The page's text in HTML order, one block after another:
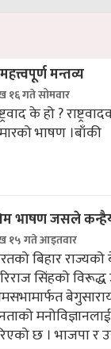
मन्तव्य
१६ गते सोमवार
के हो ?
भाषण ।बाँकी
भाषण जसले
१५ गते आइतवार
बिहार
सिंहको
छ । भाजपा र